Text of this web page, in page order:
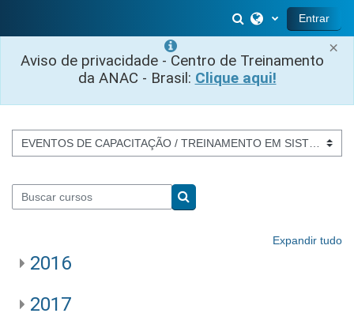
×
Aviso de privacidade - Centro de Treinamento
da ANAC - Brasil: Clique aqui!
Alternar entrada
Entrar
Categorias de Cursos
Buscar cursos
Buscar cursos
Expandir tudo
2016
2017